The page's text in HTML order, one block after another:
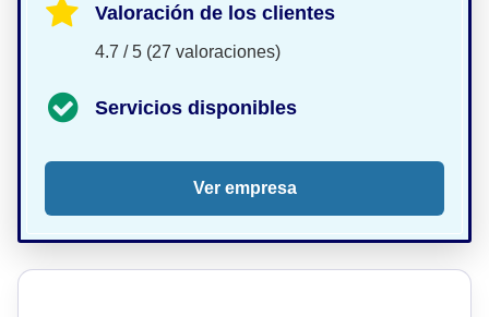
Valoración de los clientes
4.7 / 5 (27 valoraciones)
Servicios disponibles
Ver empresa